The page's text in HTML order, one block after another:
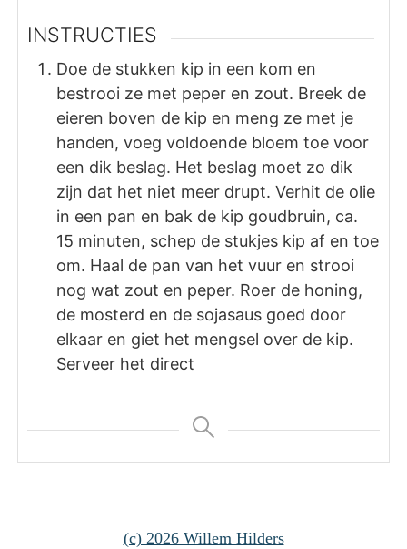
INSTRUCTIES
Doe de stukken kip in een kom en
bestrooi ze met peper en zout. Breek de
eieren boven de kip en meng ze met je
handen, voeg voldoende bloem toe voor
een dik beslag. Het beslag moet zo dik
zijn dat het niet meer drupt. Verhit de olie
in een pan en bak de kip goudbruin, ca.
15 minuten, schep de stukjes kip af en toe
om. Haal de pan van het vuur en strooi
nog wat zout en peper. Roer de honing,
de mosterd en de sojasaus goed door
elkaar en giet het mengsel over de kip.
Serveer het direct
(c) 2026 Willem Hilders